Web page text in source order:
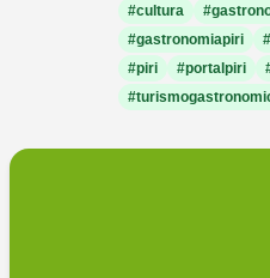
#cultura
#gastronomiapiri
#piri
#portalpiri